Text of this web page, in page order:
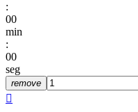
:
00
min
:
00
seg
remove
